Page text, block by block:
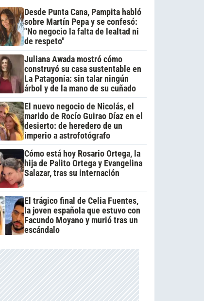
Desde Punta Cana, Pampita habló
sobre Martín Pepa y se confesó:
"No negocio la falta de lealtad ni
de respeto"
Juliana Awada mostró cómo
construyó su casa sustentable en
La Patagonia: sin talar ningún
árbol y de la mano de su cuñado
El nuevo negocio de Nicolás, el
marido de Rocío Guirao Díaz en el
desierto: de heredero de un
imperio a astrofotógrafo
Cómo está hoy Rosario Ortega, la
hija de Palito Ortega y Evangelina
Salazar, tras su internación
El trágico final de Celia Fuentes,
la joven española que estuvo con
Facundo Moyano y murió tras un
escándalo